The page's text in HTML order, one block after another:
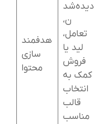
دیده‌شد
ن،
تعامل،
لید یا
فروش
کمک به
انتخاب
قالب
مناسب
هدفمند
سازی
محتوا